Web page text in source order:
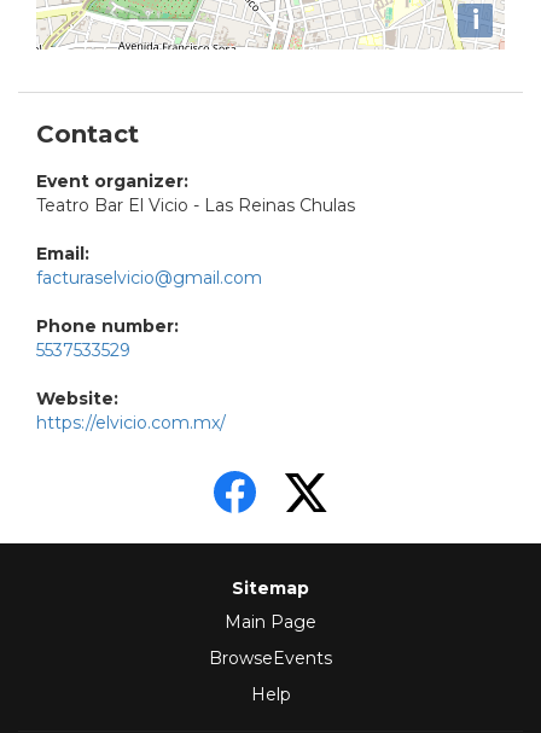
i
Contact
Event organizer:
Teatro Bar El Vicio - Las Reinas Chulas
Email:
facturaselvicio@gmail.com
Phone number:
5537533529
Website:
https://elvicio.com.mx/
Sitemap
Main Page
BrowseEvents
Help